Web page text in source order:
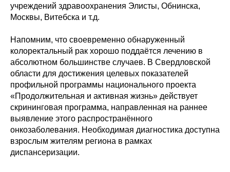
учреждений здравоохранения Элисты, Обнинска,
Москвы, Витебска и т.д.
Напомним, что своевременно обнаруженный
колоректальный рак хорошо поддаётся лечению в
абсолютном большинстве случаев. В Свердловской
области для достижения целевых показателей
профильной программы национального проекта
«Продолжительная и активная жизнь» действует
скрининговая программа, направленная на раннее
выявление этого распространённого
онкозаболевания. Необходимая диагностика доступна
взрослым жителям региона в рамках
диспансеризации.